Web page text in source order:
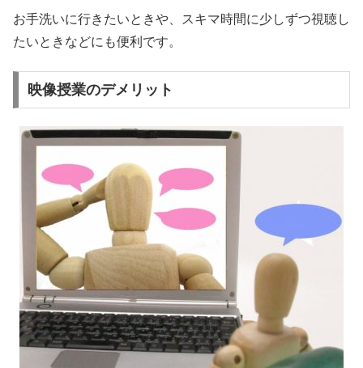
お手洗いに行きたいときや、スキマ時間に少しずつ視聴し
たいときなどにも便利です。
映像授業のデメリット